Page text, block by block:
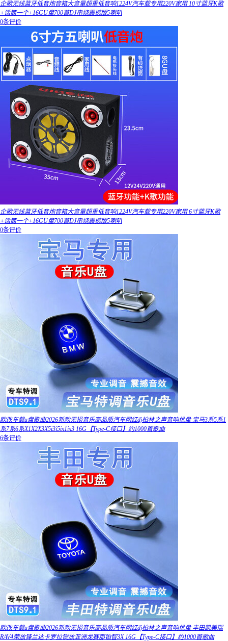
企歌无线蓝牙低音炮音箱大音量超重低音响1224V汽车载专用220V家用 10寸蓝牙K歌
+话筒一个+16GU盘700首DJ串烧震撼版5喇叭
0条评价
企歌无线蓝牙低音炮音箱大音量超重低音响1224V汽车载专用220V家用 6寸蓝牙K歌
+话筒一个+16GU盘700首DJ串烧震撼版5喇叭
0条评价
欧改车载u盘歌曲2026新款无损音乐高品质汽车网红dj柏林之声音响优盘 宝马3系5系1
系7系6系X1X2X3X5i3i5ix1ix3 16G【Type-C接口】约1000首歌曲
6条评价
欧改车载u盘歌曲2026新款无损音乐高品质汽车网红dj柏林之声音响优盘 丰田凯美瑞
RAV4荣放锋兰达卡罗拉锐放亚洲龙赛那铂智3X 16G【Type-C接口】约1000首歌曲